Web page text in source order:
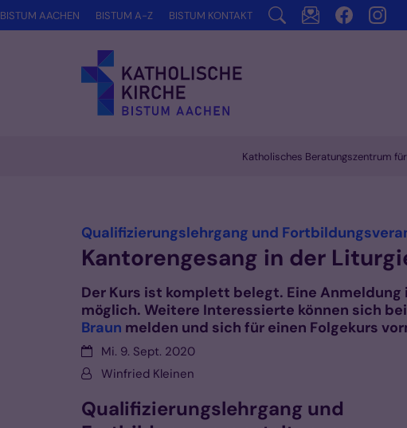
Zum Inhalt springen
BISTUM AACHEN BISTUM A-Z BISTUM KONTAKT
Katholisches Beratungszentrum
Qualifizierungslehrgang und
Kantorengesang in der
Der Kurs ist komplett belegt. Eine
möglich. Weitere Interessierte können sich bei
Braun melden und sich für einen Folgekurs
Datum:Mi. 9. Sept. 2020
Von:Winfried Kleinen
Qualifizierungslehrgang und